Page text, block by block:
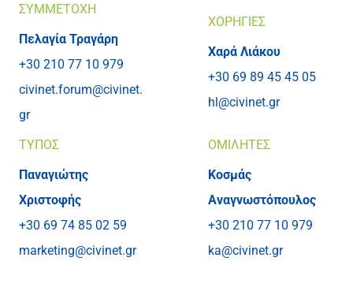
ΣΥΜΜΕΤΟΧΗ
Πελαγία Τραγάρη
+30 210 77 10 979
civinet.forum@civinet.
gr
ΧΟΡΗΓΙΕΣ
Χαρά Λιάκου
+30 69 89 45 45 05
hl@civinet.gr
ΤΥΠΟΣ
Παναγιώτης
Χριστοφής
+30 69 74 85 02 59
marketing@civinet.gr
ΟΜΙΛΗΤΕΣ
Κοσμάς
Αναγνωστόπουλος
+30 210 77 10 979
ka@civinet.gr